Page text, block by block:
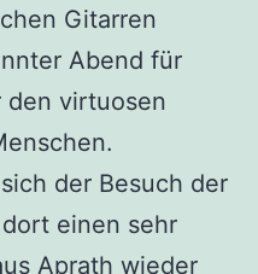
Gitarren
Abend für
den virtuosen
der Besuch der
einen sehr
Aprath wieder